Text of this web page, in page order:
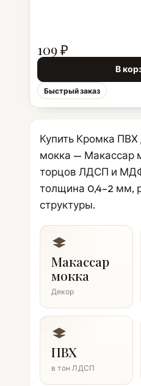
109 ₽
В
Быстрый заказ
Купить Кромка
мокка — Макассар
торцов ЛДСП и
толщина 0,4–2 мм,
структуры.
Макассар
мокка
Декор
ПВХ
в тон ЛДСП